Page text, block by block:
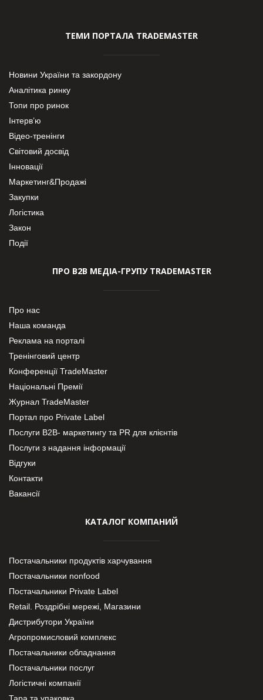
ТЕМИ ПОРТАЛА TRADEMASTER
Новини України та закордону
Аналітика ринку
Топи про ринок
Інтерв’ю
Відео-тренінги
Світовий досвід
Інновації
Маркетинг&Продажі
Закупки
Логістика
Закон
Події
ПРО В2В МЕДІА-ГРУПУ TRADEMASTER
Про нас
Наша команда
Реклама на порталі
Тренінговий центр
Конференції TradeMaster
Національні Премії
Журнал TradeMaster
Портал про Private Label
Послуги В2В- маркетингу та PR для клієнтів
Послуги з надання інформації
Відгуки
Контакти
Вакансії
КАТАЛОГ КОМПАНИЙ
Постачальники продуктів харчування
Постачальники nonfood
Постачальники Private Label
Retail. Роздрібні мережі, Магазини
Дистрибутори України
Агропромисловий комплекс
Постачальники обладнання
Постачальники послуг
Логістичні компанії
Тара та упаковка